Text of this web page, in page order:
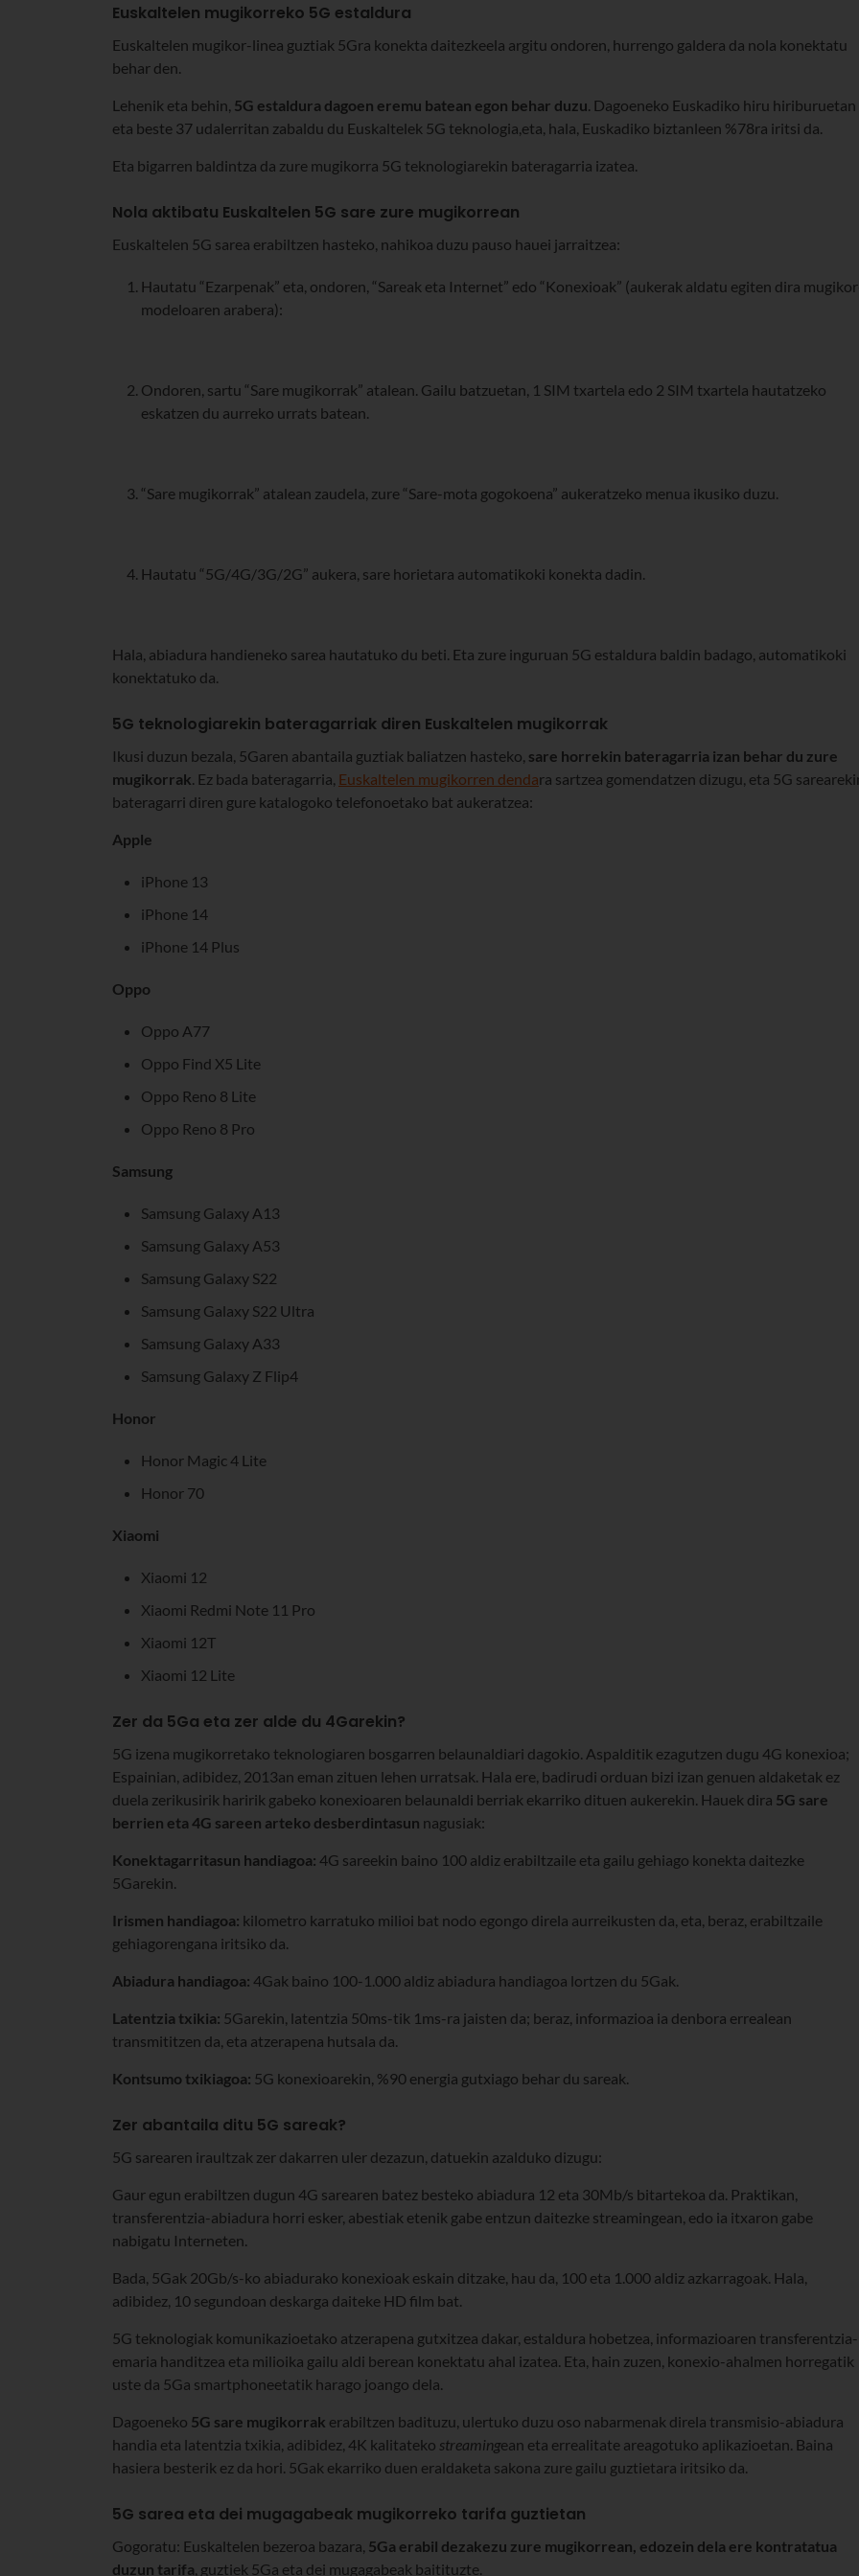
Euskaltelen mugikorreko 5G estaldura
Euskaltelen mugikor-linea guztiak 5Gra konekta daitezkeela argitu ondoren, hurrengo galdera da nola konektatu
behar den.
Lehenik eta behin, 5G estaldura dagoen eremu batean egon behar duzu . Dagoeneko Euskadiko hiru hiriburuetan
eta beste 37 udalerritan zabaldu du Euskaltelek 5G teknologia,eta, hala, Euskadiko biztanleen %78ra iritsi da.
Eta bigarren baldintza da zure mugikorra 5G teknologiarekin bateragarria izatea.
Nola aktibatu Euskaltelen 5G sare zure mugikorrean
Euskaltelen 5G sarea erabiltzen hasteko, nahikoa duzu pauso hauei jarraitzea:
Hautatu “Ezarpenak” eta, ondoren, “Sareak eta Internet” edo “Konexioak” (aukerak aldatu egiten dira
modeloaren arabera):
Ondoren, sartu “Sare mugikorrak” atalean. Gailu batzuetan, 1 SIM txartela edo 2 SIM txartela hautatzeko
eskatzen du aurreko urrats batean.
“Sare mugikorrak” atalean zaudela, zure “Sare-mota gogokoena” aukeratzeko menua ikusiko duzu.
Hautatu “5G/4G/3G/2G” aukera, sare horietara automatikoki konekta dadin.
Hala, abiadura handieneko sarea hautatuko du beti. Eta zure inguruan 5G estaldura baldin badago, automatikoki
konektatuko da.
5G teknologiarekin bateragarriak diren Euskaltelen mugikorrak
Ikusi duzun bezala, 5Garen abantaila guztiak baliatzen hasteko, sare horrekin bateragarria izan behar du zure
mugikorrak . Ez bada bateragarria, Euskaltelen mugikorren dendara sartzea gomendatzen dizugu, eta 5G
bateragarri diren gure katalogoko telefonoetako bat aukeratzea:
Apple
iPhone 13
iPhone 14
iPhone 14 Plus
Oppo
Oppo A77
Oppo Find X5 Lite
Oppo Reno 8 Lite
Oppo Reno 8 Pro
Samsung
Samsung Galaxy A13
Samsung Galaxy A53
Samsung Galaxy S22
Samsung Galaxy S22 Ultra
Samsung Galaxy A33
Samsung Galaxy Z Flip4
Honor
Honor Magic 4 Lite
Honor 70
Xiaomi
Xiaomi 12
Xiaomi Redmi Note 11 Pro
Xiaomi 12T
Xiaomi 12 Lite
Zer da 5Ga eta zer alde du 4Garekin?
5G izena mugikorretako teknologiaren bosgarren belaunaldiari dagokio. Aspalditik ezagutzen dugu 4G konexioa;
Espainian, adibidez, 2013an eman zituen lehen urratsak. Hala ere, badirudi orduan bizi izan genuen aldaketak ez
duela zerikusirik haririk gabeko konexioaren belaunaldi berriak ekarriko dituen aukerekin. Hauek dira 5G sare
berrien eta 4G sareen arteko desberdintasun nagusiak:
Konektagarritasun handiagoa: 4G sareekin baino 100 aldiz erabiltzaile eta gailu gehiago konekta daitezke
5Garekin.
Irismen handiagoa: kilometro karratuko milioi bat nodo egongo direla aurreikusten da, eta, beraz, erabiltzaile
gehiagorengana iritsiko da.
Abiadura handiagoa: 4Gak baino 100-1.000 aldiz abiadura handiagoa lortzen du 5Gak.
Latentzia txikia: 5Garekin, latentzia 50ms-tik 1ms-ra jaisten da; beraz, informazioa ia denbora errealean
transmititzen da, eta atzerapena hutsala da.
Kontsumo txikiagoa: 5G konexioarekin, %90 energia gutxiago behar du sareak.
Zer abantaila ditu 5G sareak?
5G sarearen iraultzak zer dakarren uler dezazun, datuekin azalduko dizugu:
Gaur egun erabiltzen dugun 4G sarearen batez besteko abiadura 12 eta 30Mb/s bitartekoa da. Praktikan,
transferentzia-abiadura horri esker, abestiak etenik gabe entzun daitezke streamingean, edo ia itxaron gabe
nabigatu Interneten.
Bada, 5Gak 20Gb/s-ko abiadurako konexioak eskain ditzake, hau da, 100 eta 1.000 aldiz azkarragoak. Hala,
adibidez, 10 segundoan deskarga daiteke HD film bat.
5G teknologiak komunikazioetako atzerapena gutxitzea dakar, estaldura hobetzea, informazioaren transferentzia-
emaria handitzea eta milioika gailu aldi berean konektatu ahal izatea. Eta, hain zuzen, konexio-ahalmen horregatik
uste da 5Ga smartphoneetatik harago joango dela.
Dagoeneko 5G sare mugikorrak erabiltzen badituzu, ulertuko duzu oso nabarmenak direla transmisio-abiadura
handia eta latentzia txikia, adibidez, 4K kalitateko streamingean eta errealitate areagotuko aplikazioetan. Baina
hasiera besterik ez da hori. 5Gak ekarriko duen eraldaketa sakona zure gailu guztietara iritsiko da.
5G sarea eta dei mugagabeak mugikorreko tarifa guztietan
Gogoratu: Euskaltelen bezeroa bazara, 5Ga erabil dezakezu zure mugikorrean, edozein dela ere kontratatua
duzun tarifa , guztiek 5Ga eta dei mugagabeak baitituzte.